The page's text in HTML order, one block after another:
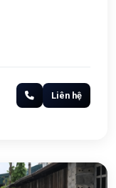
Liên hệ